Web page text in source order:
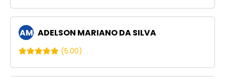
AM ADELSON MARIANO DA SILVA
(5.00)